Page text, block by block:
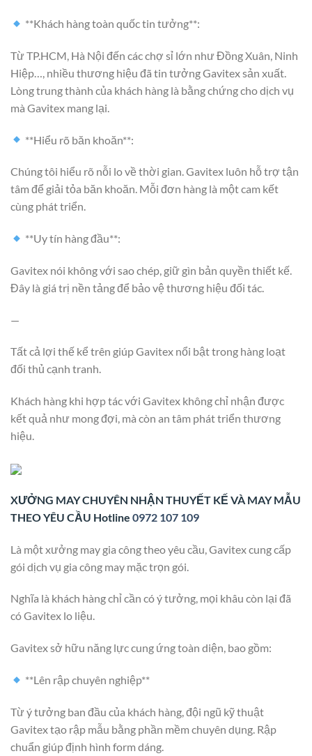
**Khách hàng toàn quốc tin tưởng**:
Từ TP.HCM, Hà Nội đến các chợ sỉ lớn như Đồng Xuân, Ninh
Hiệp…, nhiều thương hiệu đã tin tưởng Gavitex sản xuất.
Lòng trung thành của khách hàng là bằng chứng cho dịch vụ
mà Gavitex mang lại.
**Hiểu rõ băn khoăn**:
Chúng tôi hiểu rõ nỗi lo về thời gian. Gavitex luôn hỗ trợ tận
tâm để giải tỏa băn khoăn. Mỗi đơn hàng là một cam kết
cùng phát triển.
**Uy tín hàng đầu**:
Gavitex nói không với sao chép, giữ gìn bản quyền thiết kế.
Đây là giá trị nền tảng để bảo vệ thương hiệu đối tác.
—
Tất cả lợi thế kể trên giúp Gavitex nổi bật trong hàng loạt
đối thủ cạnh tranh.
Khách hàng khi hợp tác với Gavitex không chỉ nhận được
kết quả như mong đợi, mà còn an tâm phát triển thương
hiệu.
XƯỞNG MAY CHUYÊN NHẬN THUYẾT KẾ VÀ MAY MẪU
THEO YÊU CẦU Hotline 0972 107 109
Là một xưởng may gia công theo yêu cầu, Gavitex cung cấp
gói dịch vụ gia công may mặc trọn gói.
Nghĩa là khách hàng chỉ cần có ý tưởng, mọi khâu còn lại đã
có Gavitex lo liệu.
Gavitex sở hữu năng lực cung ứng toàn diện, bao gồm:
**Lên rập chuyên nghiệp**
Từ ý tưởng ban đầu của khách hàng, đội ngũ kỹ thuật
Gavitex tạo rập mẫu bằng phần mềm chuyên dụng. Rập
chuẩn giúp định hình form dáng.